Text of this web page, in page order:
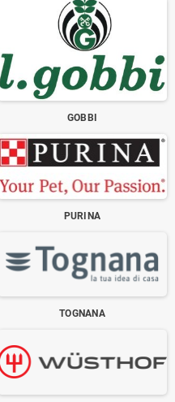
GOBBI
PURINA
TOGNANA